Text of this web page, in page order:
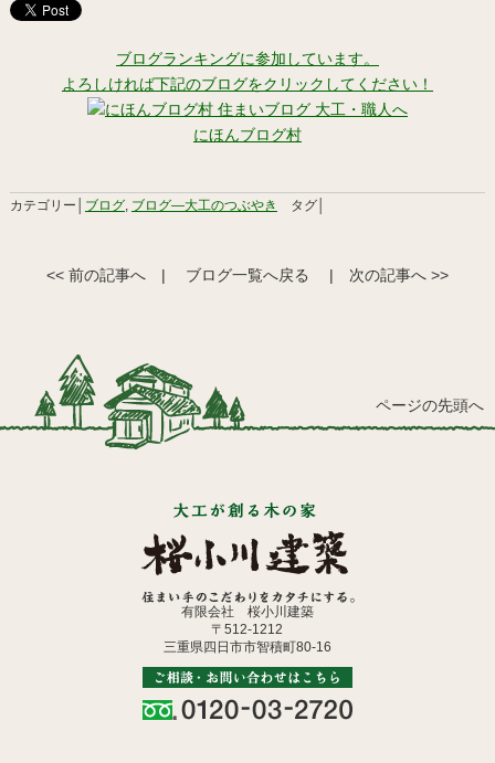
ブログランキングに参加しています。
よろしければ下記のブログをクリックしてください！
にほんブログ村
カテゴリー│ ブログ, ブログ―大工のつぶやき タグ│
<< 前の記事へ | ブログ一覧へ戻る | 次の記事へ >>
ページの先頭へ
有限会社 桜小川建築
〒512-1212
三重県四日市市智積町80-16